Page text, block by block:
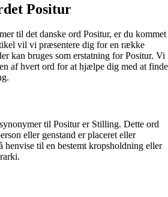
Positur
til det danske ord Positur, er du kommet
vil vi præsentere dig for en række
kan bruges som erstatning for Positur. Vi
af hvert ord for at hjælpe dig med at finde
til Positur er Stilling. Dette ord
eller genstand er placeret eller
henvise til en bestemt kropsholdning eller